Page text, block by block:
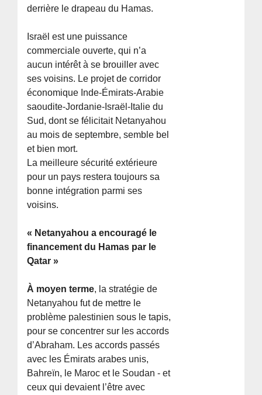
derrière le drapeau du Hamas.
Israël est une puissance
commerciale ouverte, qui n’a
aucun intérêt à se brouiller avec
ses voisins. Le projet de corridor
économique Inde-Émirats-Arabie
saoudite-Jordanie-Israël-Italie du
Sud, dont se félicitait Netanyahou
au mois de septembre, semble bel
et bien mort.
La meilleure sécurité extérieure
pour un pays restera toujours sa
bonne intégration parmi ses
voisins.
« Netanyahou a encouragé le
financement du Hamas par le
Qatar »
À moyen terme, la stratégie de
Netanyahou fut de mettre le
problème palestinien sous le tapis,
pour se concentrer sur les accords
d’Abraham. Les accords passés
avec les Émirats arabes unis,
Bahreïn, le Maroc et le Soudan - et
ceux qui devaient l’être avec